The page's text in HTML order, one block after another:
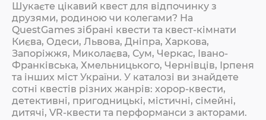
Шукаєте цікавий квест для відпочинку з
друзями, родиною чи колегами? На
QuestGames зібрані квести та квест-кімнати
Києва, Одеси, Львова, Дніпра, Харкова,
Запоріжжя, Миколаєва, Сум, Черкас, Івано-
Франківська, Хмельницького, Чернівців, Ірпеня
та інших міст України. У каталозі ви знайдете
сотні квестів різних жанрів: хорор-квести,
детективні, пригодницькі, містичні, сімейні,
дитячі, VR-квести та перформанси з акторами.